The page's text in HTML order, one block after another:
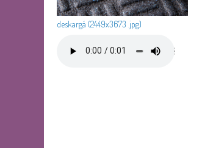
deskargá (2449x3673 .jpg)